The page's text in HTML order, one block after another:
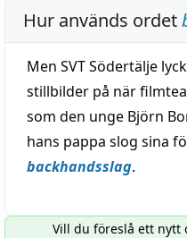
Hur används ordet
Men SVT Södertälje
stillbilder på när
som den unge Björn
hans pappa slog sina
backhandsslag.
Vill du föreslå ett nytt